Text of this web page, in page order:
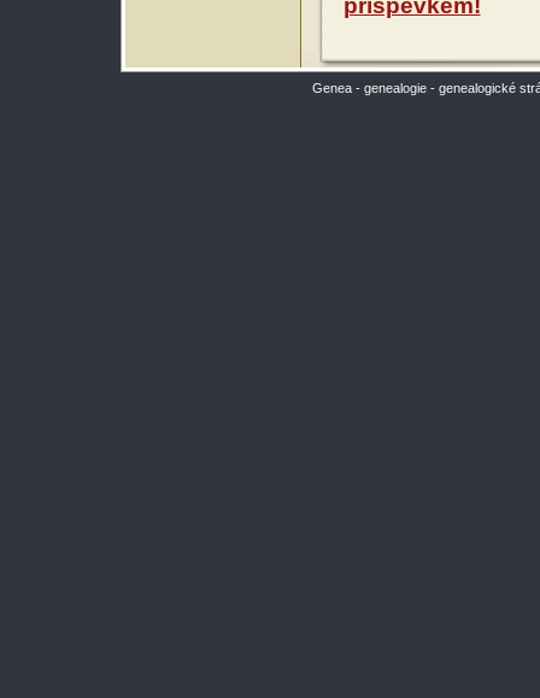
příspěvkem!
Genea - genealogie - genealogické